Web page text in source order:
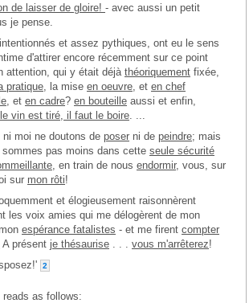
de laisser de gloire! - avec aussi un petit
je pense.
et assez pythiques, ont eu le sens
d'attirer encore récemment sur ce point
attention, qui y était déjà théoriquement fixée,
pratique , la mise en oeuvre , et en chef
, et en cadre? en bouteille aussi et enfin,
vin est tiré, il faut le boire
moi ne doutons de poser ni de peindre; mais
sommes pas moins dans cette seule sécurité
, en train de nous endormir, vous, sur
sur mon rôti!
et élogieusement raisonnèrent
les voix amies qui me délogèrent de mon
espérance fatalistes - et me firent compter
A présent je thésaurise vous m'arrêterez!
2
reads as follows: